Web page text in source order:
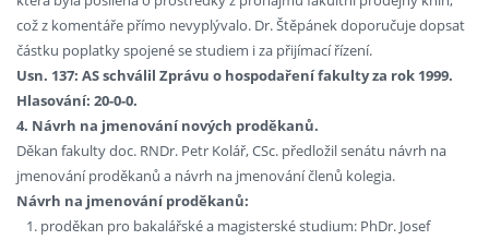
což z komentáře přímo nevyplývalo. Dr. Štěpánek doporučuje dopsat
částku poplatky spojené se studiem i za přijímací řízení.
Usn. 137: AS schválil Zprávu o hospodaření fakulty za rok 1999.
Hlasování: 20-0-0.
4. Návrh na jmenování nových proděkanů.
Děkan fakulty doc. RNDr. Petr Kolář, CSc. předložil senátu návrh na
jmenování proděkanů a návrh na jmenování členů kolegia.
Návrh na jmenování proděkanů:
proděkan pro bakalářské a magisterské studium: PhDr. Josef